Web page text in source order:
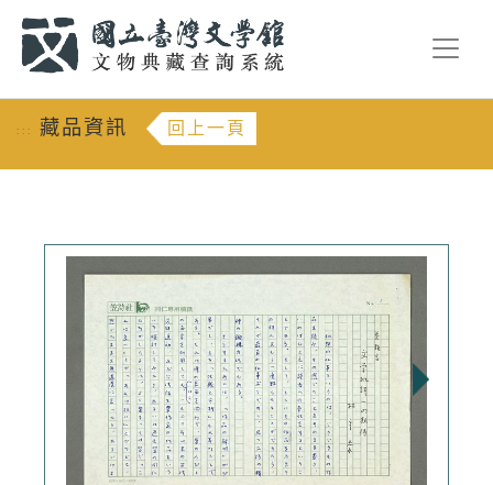
::: 藏品資訊 回上一頁